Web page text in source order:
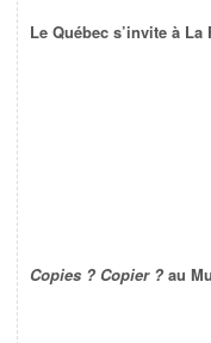
Le Québec s’invite à
Copies ? Copier ? au